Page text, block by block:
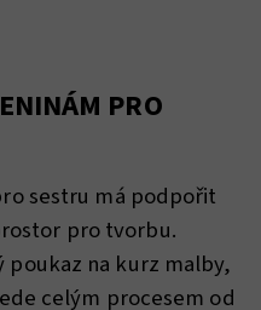
PRO
sestru má podpořit
pro tvorbu.
na kurz malby,
celým procesem od